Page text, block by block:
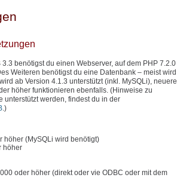
benötigst du einen Webserver, auf dem PHP 7.2.0
Weiteren benötigst du eine Datenbank – meist wird
ab Version 4.1.3 unterstützt (inkl. MySQLi), neuere
höher funktionieren ebenfalls. (Hinweise zu
unterstützt werden, findest du in der
.)
höher (MySQLi wird benötigt)
höher
oder höher (direkt oder vie ODBC oder mit dem